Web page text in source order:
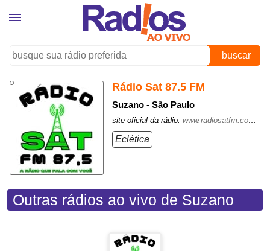
buscar
Rádio Sat 87.5 FM
Suzano - São Paulo
site oficial da rádio:www.radiosatfm.com.br/
Eclética
Outras rádios ao vivo de Suzano